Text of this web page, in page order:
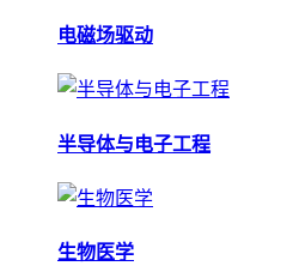
电磁场驱动
半导体与电子工程
生物医学